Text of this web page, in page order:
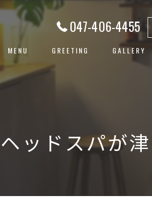
047-406-4455
MENU GREETING GALLERY
ッドスパが